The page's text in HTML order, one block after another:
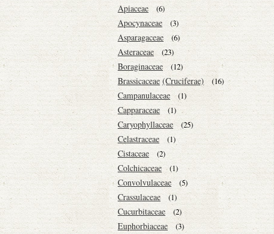
Apiaceae (6)
Apocynaceae (3)
Asparagaceae (6)
Asteraceae (23)
Boraginaceae (12)
Brassicaceae (Cruciferae) (16)
Campanulaceae (1)
Capparaceae (1)
Caryophyllaceae (25)
Celastraceae (1)
Cistaceae (2)
Colchicaceae (1)
Convolvulaceae (5)
Crassulaceae (1)
Cucurbitaceae (2)
Euphorbiaceae (3)